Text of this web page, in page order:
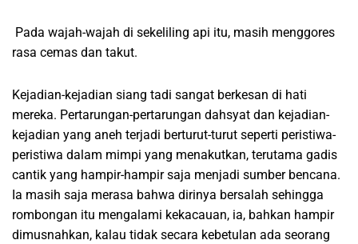
Pada wajah-wajah di sekeliling api itu, masih menggores
rasa cemas dan takut.
Kejadian-kejadian siang tadi sangat berkesan di hati
mereka. Pertarungan-pertarungan dahsyat dan kejadian-
kejadian yang aneh terjadi berturut-turut seperti peristiwa-
peristiwa dalam mimpi yang menakutkan, terutama gadis
cantik yang hampir-hampir saja menjadi sumber bencana.
Ia masih saja merasa bahwa dirinya bersalah sehingga
rombongan itu mengalami kekacauan, ia, bahkan hampir
dimusnahkan, kalau tidak secara kebetulan ada seorang